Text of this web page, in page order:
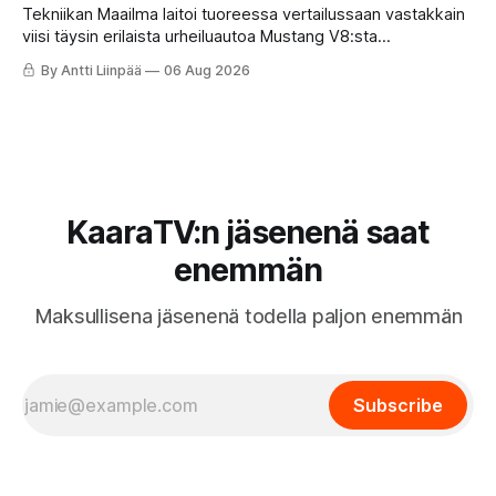
Tekniikan Maailma laitoi tuoreessa vertailussaan vastakkain
viisi täysin erilaista urheiluautoa Mustang V8:sta
käteen ja pani autot omaan paremmuusjärjestykseen
By Antti Liinpää 06 Aug 2026
KaaraTV:n jäsenenä saat
enemmän
Maksullisena jäsenenä todella paljon enemmän
Subscribe